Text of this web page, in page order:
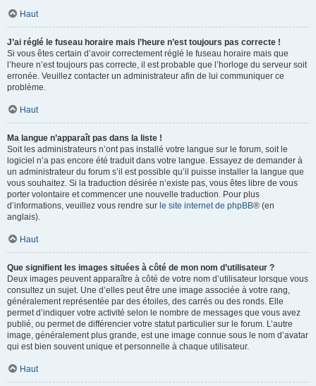
Haut
J’ai réglé le fuseau horaire mais l’heure n’est toujours pas correcte !
Si vous êtes certain d’avoir correctement réglé le fuseau horaire mais que
l’heure n’est toujours pas correcte, il est probable que l’horloge du serveur soit
erronée. Veuillez contacter un administrateur afin de lui communiquer ce
problème.
Haut
Ma langue n’apparaît pas dans la liste !
Soit les administrateurs n’ont pas installé votre langue sur le forum, soit le
logiciel n’a pas encore été traduit dans votre langue. Essayez de demander à
un administrateur du forum s’il est possible qu’il puisse installer la langue que
vous souhaitez. Si la traduction désirée n’existe pas, vous êtes libre de vous
porter volontaire et commencer une nouvelle traduction. Pour plus
d’informations, veuillez vous rendre sur le site internet de phpBB® (en
anglais).
Haut
Que signifient les images situées à côté de mon nom d’utilisateur ?
Deux images peuvent apparaître à côté de votre nom d’utilisateur lorsque vous
consultez un sujet. Une d’elles peut être une image associée à votre rang,
généralement représentée par des étoiles, des carrés ou des ronds. Elle
permet d’indiquer votre activité selon le nombre de messages que vous avez
publié, ou permet de différencier votre statut particulier sur le forum. L’autre
image, généralement plus grande, est une image connue sous le nom d’avatar
qui est bien souvent unique et personnelle à chaque utilisateur.
Haut